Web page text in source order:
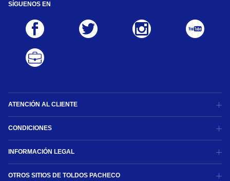
SÍGUENOS EN
ATENCIÓN AL CLIENTE
CONDICIONES
INFORMACIÓN LEGAL
OTROS SITIOS DE TOLDOS PACHECO